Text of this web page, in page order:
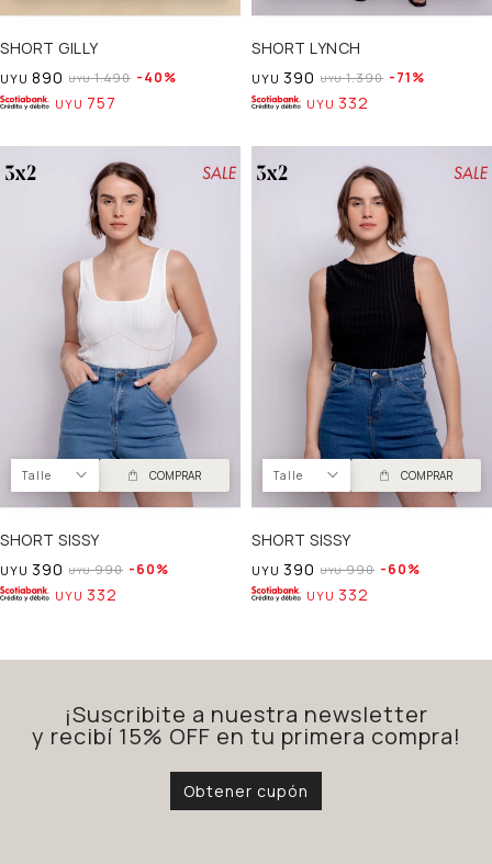
SHORT GILLY
UYU 890 UYU 1.490 40
UYU 757
SHORT LYNCH
UYU 390 UYU 1.390 71
UYU 332
Talle COMPRAR
SHORT SISSY
UYU 390 UYU 990 60
UYU 332
Talle COMPRAR
SHORT SISSY
UYU 390 UYU 990 60
UYU 332
¡Suscribite a nuestra newsletter
y recibí 15% OFF en tu primera compra!
Obtener cupón